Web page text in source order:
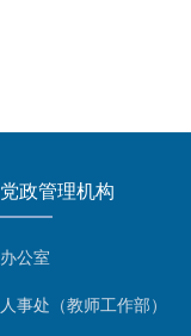
党政管理机构
办公室
人事处（教师工作部）